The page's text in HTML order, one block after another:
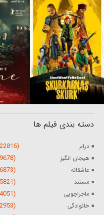
دسته بندی فیلم ها
درام (22816)
هیجان انگیز (9678)
عاشقانه (6873)
مستند (5821)
ماجراجویی (4051)
خانوادگی (2953)